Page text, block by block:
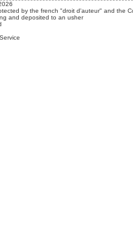
by the french "droit d'auteur" and the
and deposited to an usher